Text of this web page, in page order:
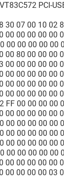
PCI-
30 07 00 10 02
00 00 00 00 00
00 00 00 00 00
00 80 00 00 00
00 00 00 00 00
00 00 00 00 00
00 00 00 00 00
00 00 00 00 00
FF 00 00 00 00
00 00 00 00 00
00 00 00 00 00
00 00 00 00 00
00 00 00 00 00
00 00 00 00 00
00 00 00 00 00
00 00 00 00 03